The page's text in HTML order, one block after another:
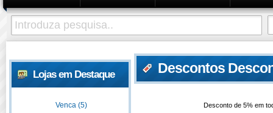
Lojas em Destaque
Venca (5)
Descontos
Desconto de 5% em